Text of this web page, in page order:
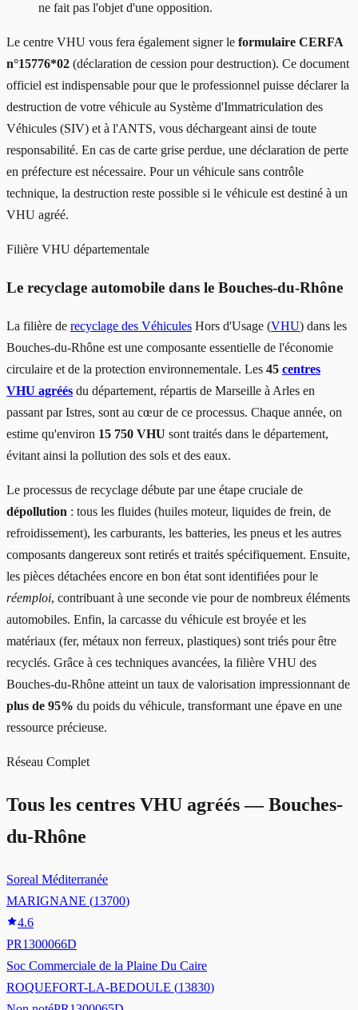
ne fait pas l'objet d'une opposition.
Le centre VHU vous fera également signer le formulaire CERFA
n°15776*02 (déclaration de cession pour destruction). Ce document
officiel est indispensable pour que le professionnel puisse déclarer la
destruction de votre véhicule au Système d'Immatriculation des
Véhicules (SIV) et à l'ANTS, vous déchargeant ainsi de toute
responsabilité. En cas de carte grise perdue, une déclaration de perte
en préfecture est nécessaire. Pour un véhicule sans contrôle
technique, la destruction reste possible si le véhicule est destiné à un
VHU agréé.
Filière VHU départementale
Le recyclage automobile dans le Bouches-du-Rhône
La filière de recyclage des Véhicules Hors d'Usage (VHU) dans les
Bouches-du-Rhône est une composante essentielle de l'économie
circulaire et de la protection environnementale. Les 45 centres
VHU agréés du département, répartis de Marseille à Arles en
passant par Istres, sont au cœur de ce processus. Chaque année, on
estime qu'environ 15 750 VHU sont traités dans le département,
évitant ainsi la pollution des sols et des eaux.
Le processus de recyclage débute par une étape cruciale de
dépollution : tous les fluides (huiles moteur, liquides de frein, de
refroidissement), les carburants, les batteries, les pneus et les autres
composants dangereux sont retirés et traités spécifiquement. Ensuite,
les pièces détachées encore en bon état sont identifiées pour le
réemploi, contribuant à une seconde vie pour de nombreux éléments
automobiles. Enfin, la carcasse du véhicule est broyée et les
matériaux (fer, métaux non ferreux, plastiques) sont triés pour être
recyclés. Grâce à ces techniques avancées, la filière VHU des
Bouches-du-Rhône atteint un taux de valorisation impressionnant de
plus de 95% du poids du véhicule, transformant une épave en une
ressource précieuse.
Réseau Complet
Tous les centres VHU agréés —Bouches-
du-Rhône
Soreal Méditerranée
MARIGNANE (13700)
4.6
PR1300066D
Soc Commerciale de la Plaine Du Caire
ROQUEFORT-LA-BEDOULE (13830)